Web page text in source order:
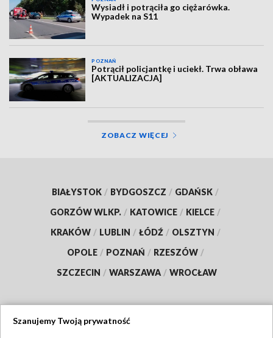
Wysiadł i potrąciła go ciężarówka.
Wypadek na S11
POZNAŃ
Potrącił policjantkę i uciekł. Trwa obława
[AKTUALIZACJA]
ZOBACZ WIĘCEJ
BIAŁYSTOK / BYDGOSZCZ / GDAŃSK /
GORZÓW WLKP. / KATOWICE / KIELCE /
KRAKÓW / LUBLIN / ŁÓDŹ / OLSZTYN /
OPOLE / POZNAŃ / RZESZÓW /
SZCZECIN / WARSZAWA / WROCŁAW
Szanujemy Twoją prywatność